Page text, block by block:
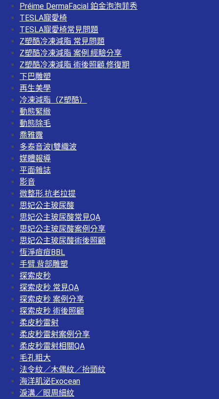
Préime DermaFacial 鉑金泡泡菲秀
TESLA寵愛椅
TESLA寵愛椅常見問題
Z塑酷冷凍減脂 常見問題
Z塑酷冷凍減脂 案例.經驗分享
Z塑酷冷凍減脂 術後照顧.修復期
下巴雕塑
再生美學
冷凍減脂（Z塑酷）
動態緊緻
動態除毛
喬雅露
多泰音波|雙織波
媒體報導
平面雜誌
影音
微整形.抗老拉提
思妃公主玻尿酸
思妃公主玻尿酸常見QA
思妃公主玻尿酸案例分享
思妃公主玻尿酸術後照顧
恆淨痘痘BBL
手臂.背部雕塑
探索皮秒
探索皮秒 常見QA
探索皮秒 案例分享
探索皮秒 術後照顧
柔皮秒雷射
柔皮秒雷射案例分享
柔皮秒雷射相關QA
毛孔粗大
法令紋／木偶紋／抬頭紋
海洋肌泌Exocean
淚溝／眼周細紋